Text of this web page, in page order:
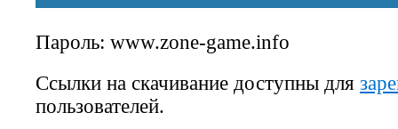
Пароль: www.zone-game.info
Ссылки на скачивание доступны для
пользователей.